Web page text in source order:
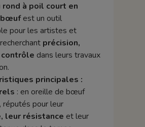
rond à poil court en
est un outil
pour les artistes et
précision,
dans leurs travaux
principales :
: en oreille de bœuf
réputés pour leur
leur résistance et leur